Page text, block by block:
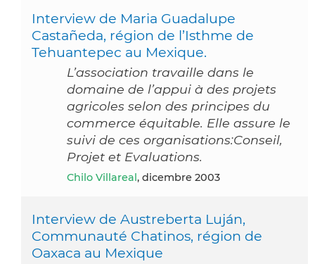
Interview de Maria Guadalupe
Castañeda, région de l’Isthme de
Tehuantepec au Mexique.
L’association travaille dans le
domaine de l’appui à des projets
agricoles selon des principes du
commerce équitable. Elle assure le
suivi de ces organisations:Conseil,
Projet et Evaluations.
Chilo Villareal , dicembre 2003
Interview de Austreberta Luján,
Communauté Chatinos, région de
Oaxaca au Mexique